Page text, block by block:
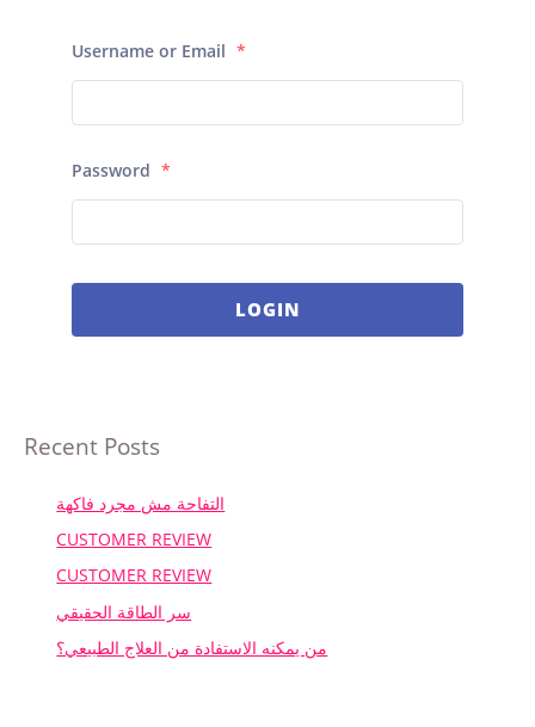
Username or Email *
Password *
LOGIN
Recent Posts
التفاحة مش مجرد فاكهة
CUSTOMER REVIEW
CUSTOMER REVIEW
سر الطاقة الحقيقي
من يمكنه الاستفادة من العلاج الطبيعي؟